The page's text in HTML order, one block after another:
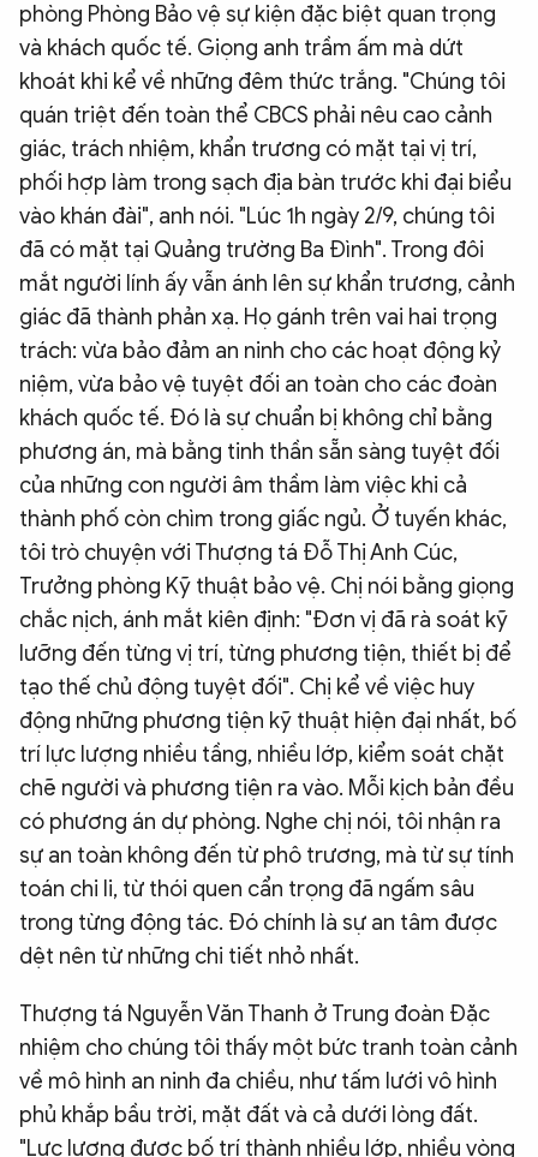
phòng Phòng Bảo vệ sự kiện đặc biệt quan trọng
và khách quốc tế. Giọng anh trầm ấm mà dứt
khoát khi kể về những đêm thức trắng. "Chúng tôi
quán triệt đến toàn thể CBCS phải nêu cao cảnh
giác, trách nhiệm, khẩn trương có mặt tại vị trí,
phối hợp làm trong sạch địa bàn trước khi đại biểu
vào khán đài", anh nói. "Lúc 1h ngày 2/9, chúng tôi
đã có mặt tại Quảng trường Ba Đình". Trong đôi
mắt người lính ấy vẫn ánh lên sự khẩn trương, cảnh
giác đã thành phản xạ. Họ gánh trên vai hai trọng
trách: vừa bảo đảm an ninh cho các hoạt động kỷ
niệm, vừa bảo vệ tuyệt đối an toàn cho các đoàn
khách quốc tế. Đó là sự chuẩn bị không chỉ bằng
phương án, mà bằng tinh thần sẵn sàng tuyệt đối
của những con người âm thầm làm việc khi cả
thành phố còn chìm trong giấc ngủ. Ở tuyến khác,
tôi trò chuyện với Thượng tá Đỗ Thị Anh Cúc,
Trưởng phòng Kỹ thuật bảo vệ. Chị nói bằng giọng
chắc nịch, ánh mắt kiên định: "Đơn vị đã rà soát kỹ
lưỡng đến từng vị trí, từng phương tiện, thiết bị để
tạo thế chủ động tuyệt đối". Chị kể về việc huy
động những phương tiện kỹ thuật hiện đại nhất, bố
trí lực lượng nhiều tầng, nhiều lớp, kiểm soát chặt
chẽ người và phương tiện ra vào. Mỗi kịch bản đều
có phương án dự phòng. Nghe chị nói, tôi nhận ra
sự an toàn không đến từ phô trương, mà từ sự tính
toán chi li, từ thói quen cẩn trọng đã ngấm sâu
trong từng động tác. Đó chính là sự an tâm được
dệt nên từ những chi tiết nhỏ nhất.
Thượng tá Nguyễn Văn Thanh ở Trung đoàn Đặc
nhiệm cho chúng tôi thấy một bức tranh toàn cảnh
về mô hình an ninh đa chiều, như tấm lưới vô hình
phủ khắp bầu trời, mặt đất và cả dưới lòng đất.
"Lực lượng được bố trí thành nhiều lớp, nhiều vòng